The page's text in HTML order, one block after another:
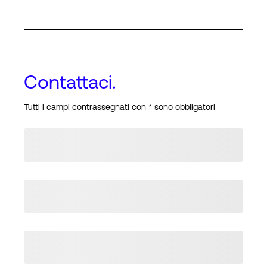
Contattaci.
Tutti i campi contrassegnati con * sono obbligatori